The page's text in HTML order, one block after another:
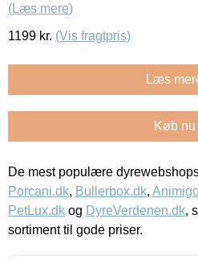
(Læs mere)
1199 kr. (Vis fragtpris)
Læs
Køb nu
De mest populære
Porcani.dk, Bullerbox.dk,
PetLux.dk og DyreVerdenen.dk,
sortiment til gode priser.